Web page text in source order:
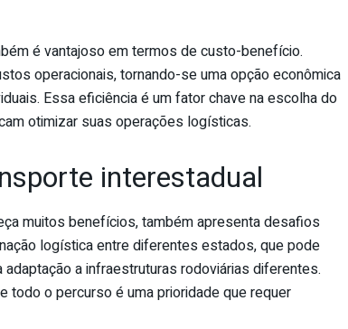
é vantajoso em termos de custo-benefício.
operacionais, tornando-se uma opção econômica
Essa eficiência é um fator chave na escolha do
otimizar suas operações logísticas.
interestadual
muitos benefícios, também apresenta desafios
logística entre diferentes estados, que pode
a infraestruturas rodoviárias diferentes.
todo o percurso é uma prioridade que requer